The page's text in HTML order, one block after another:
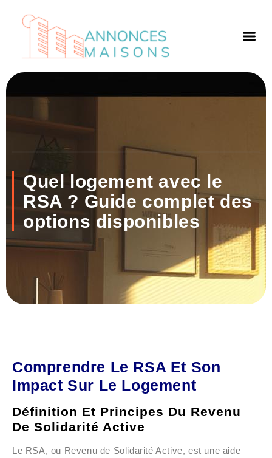
Quel logement avec le
RSA ? Guide complet des
options disponibles
Comprendre Le RSA Et Son
Impact Sur Le Logement
Définition Et Principes Du Revenu
De Solidarité Active
Le RSA, ou Revenu de Solidarité Active, est une aide